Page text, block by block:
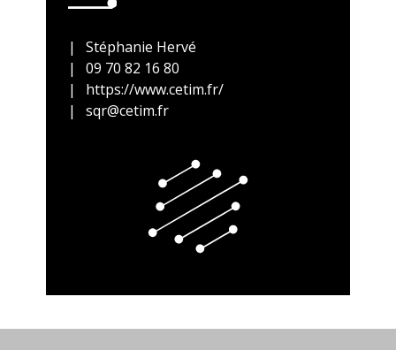
Stéphanie Hervé
09 70 82 16 80
https://www.cetim.fr/
sqr@cetim.fr